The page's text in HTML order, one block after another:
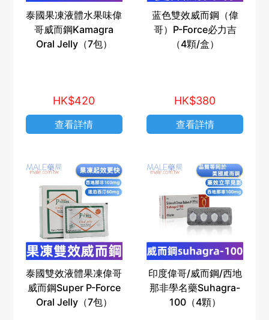
泰國果凍液體水果味偉
哥威而鋼Kamagra
Oral Jelly（7包）
HK$420
查看詳情
蓝色雙效威而鋼（偉
哥）P-Force必力吉
（4顆/盒）
HK$380
查看詳情
泰國雙效液體果凍偉哥
威而鋼Super P-Force
Oral Jelly（7包）
印度偉哥/威而鋼/西地
那非學名藥Suhagra-
100（4顆）